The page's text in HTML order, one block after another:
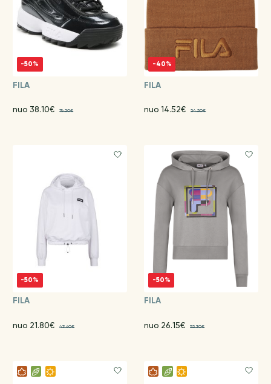
-50%
FILA
nuo 38.10€ 76.20€
-40%
FILA
nuo 14.52€ 24.20€
-50%
FILA
nuo 21.80€ 43.60€
-50%
FILA
nuo 26.15€ 52.30€